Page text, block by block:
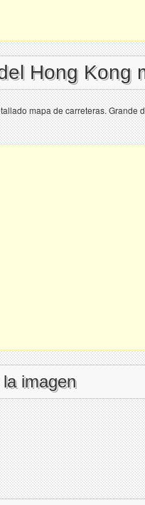
Hong Kong
mapa de carreteras. Grande
imagen